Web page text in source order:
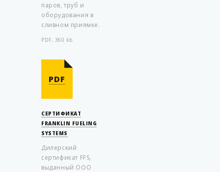
паров, труб и
оборудования в
сливном приямке.
PDF, 360 kb
PDF
СЕРТИФИКАТ
FRANKLIN FUELING
SYSTEMS
Дилерский
сертификат FFS,
выданный ООО